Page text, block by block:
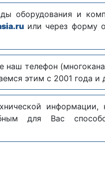
оборудования и
или через форму
наш телефон
этим с 2001 года и
для Вас